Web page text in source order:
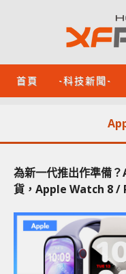
首頁 -科技新聞-
為新一代推出作準備
貨，Apple Watch 8 /